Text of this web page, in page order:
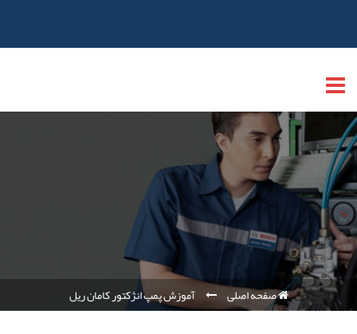
صفحه اصلی آموزش پمپ انژکتور کامان ریل